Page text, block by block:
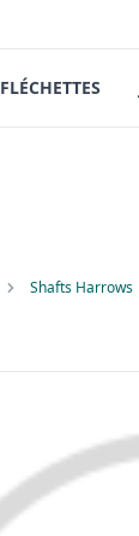
FLÉCHETTES
Shafts Harrows